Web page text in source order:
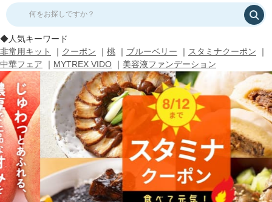
何をお探しですか？
◆人気キーワード
非常用キット
｜ クーポン ｜ 桃 ｜ ブルーベリー ｜ スタミナクーポン ｜
中華フェア ｜ MYTREX VIDO ｜ 美容液ファンデーション